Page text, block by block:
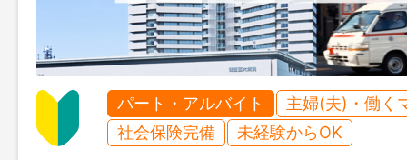
パート・アルバイト
主婦(夫)・働く
社会保険完備
未経験からOK